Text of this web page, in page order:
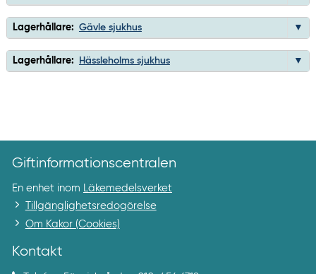
Lagerhållare: Gävle sjukhus
Lagerhållare: Hässleholms sjukhus
Giftinformationscentralen
En enhet inom
Läkemedelsverket
Tillgänglighetsredogörelse
Om Kakor (Cookies)
Kontakt